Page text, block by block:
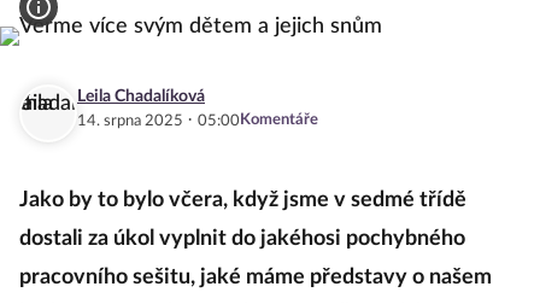
Leila Chadalíková
14. srpna 2025 · 05:00Komentáře
Jako by to bylo včera, když jsme v sedmé třídě
dostali za úkol vyplnit do jakéhosi pochybného
pracovního sešitu, jaké máme představy o našem